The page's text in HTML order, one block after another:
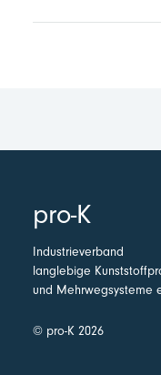
pro-K
Industrieverband
langlebige
und Mehrwegsysteme
© pro-K 2026